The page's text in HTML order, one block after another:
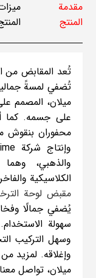
مقدمة
المنتج
تُعد المقابض من
تُضفي لمسةً
ميلان، المصمم
على جسمه. كما
محفوران
والذهبي،
الكلاسيكية
مقبض لوحة
يُضفي جمالًا
سهولة
وسهل التركيب
وإغلاقه. لمزيد
ميلان، تواصل